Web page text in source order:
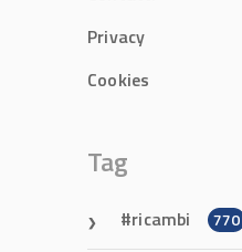
Privacy
Cookies
Tag
ricambi 770